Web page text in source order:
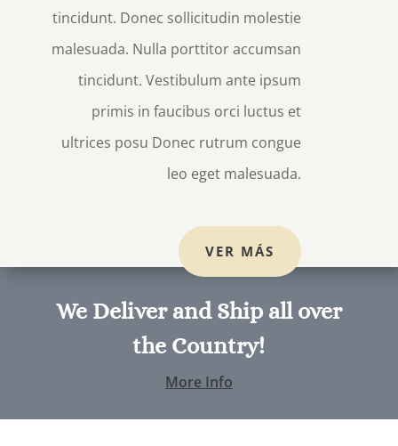
tincidunt. Donec sollicitudin molestie
malesuada. Nulla porttitor accumsan
tincidunt. Vestibulum ante ipsum
primis in faucibus orci luctus et
ultrices posu Donec rutrum congue
leo eget malesuada.
VER MÁS
We Deliver and Ship all over
the Country!
More Info